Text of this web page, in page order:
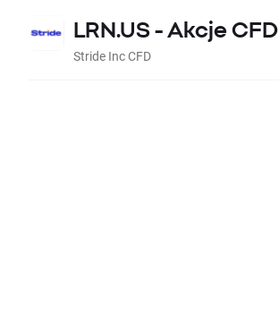
LRN.US - Akcje CFD
Stride Inc CFD